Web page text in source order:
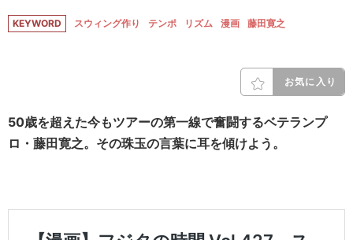
KEYWORD スウィング作り テンポ リズム 漫画 藤田寛之
お気に入り
50歳を超えた今もツアーの第一線で奮闘するベテランプ
ロ・藤田寛之。その珠玉の言葉に耳を傾けよう。